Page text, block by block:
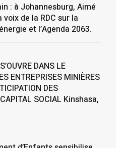
: à Johannesburg, Aimé
de la RDC sur la
et l’Agenda 2063.
DANS LE
ENTREPRISES MINIÈRES
DES
SOCIAL Kinshasa,